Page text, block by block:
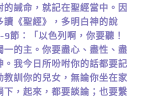
的誡命，就記在聖經當中。因
讀《聖經》，多明白神的說
節：「以色列啊，你要聽！
一的主。你要盡心、盡性、盡
。我今日所吩咐你的話都要記
教訓你的兒女，無論你坐在家
下，起來，都要談論；也要繫